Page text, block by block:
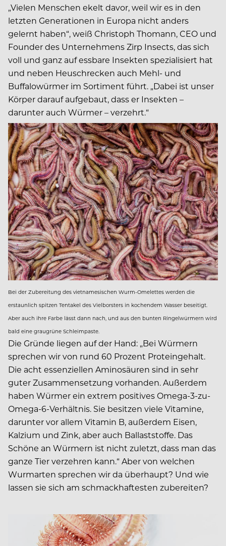
„Vielen Menschen ekelt davor, weil wir es in den
letzten Generationen in Europa nicht anders
gelernt haben“, weiß Christoph Thomann, CEO und
Founder des Unternehmens Zirp Insects, das sich
voll und ganz auf essbare Insekten spezialisiert hat
und neben Heuschrecken auch Mehl- und
Buffalowürmer im Sortiment führt. „Dabei ist unser
Körper darauf aufgebaut, dass er Insekten –
darunter auch Würmer – verzehrt.“
Bei der Zubereitung des vietnamesischen Wurm-Omelettes werden die
erstaunlich spitzen Tentakel des Vielborsters in kochendem Wasser beseitigt.
Aber auch ihre Farbe lässt dann nach, und aus den bunten Ringelwürmern wird
bald eine graugrüne Schleimpaste.
Die Gründe liegen auf der Hand: „Bei Würmern
sprechen wir von rund 60 Prozent Proteingehalt.
Die acht essenziellen Aminosäuren sind in sehr
guter Zusammensetzung vorhanden. Außerdem
haben Würmer ein extrem positives Omega-3-zu-
Omega-6-Verhältnis. Sie besitzen viele Vitamine,
darunter vor allem Vitamin B, außerdem Eisen,
Kalzium und Zink, aber auch Ballaststoffe. Das
Schöne an Würmern ist nicht zuletzt, dass man das
ganze Tier verzehren kann.“ Aber von welchen
Wurmarten sprechen wir da überhaupt? Und wie
lassen sie sich am schmackhaftesten zubereiten?